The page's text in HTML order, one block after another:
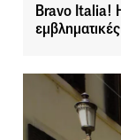
Bravo Italia! Η